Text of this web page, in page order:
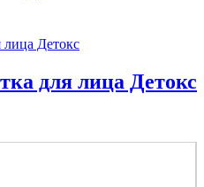
для лица Детокс